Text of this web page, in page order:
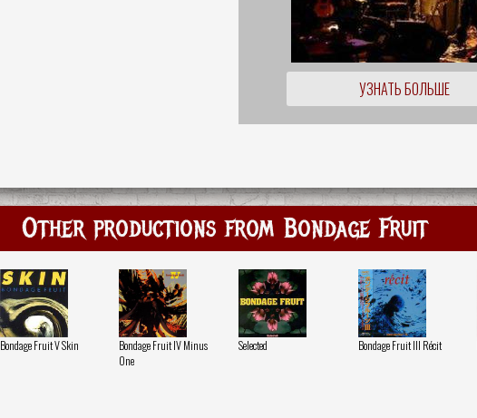
УЗНАТЬ БОЛЬШЕ
Other productions from Bondage Fruit
Bondage Fruit V Skin
Bondage Fruit IV Minus
One
Selected Bondage Fruit III Récit